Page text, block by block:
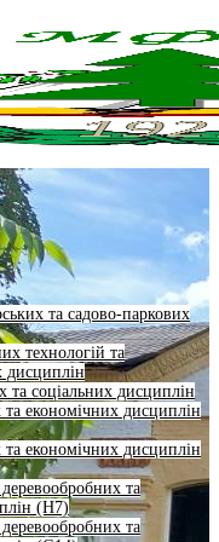
та садово-паркових
технологій та
дисциплін
та соціальних дисциплін
економічних дисциплін
економічних дисциплін
та
(H7)
та